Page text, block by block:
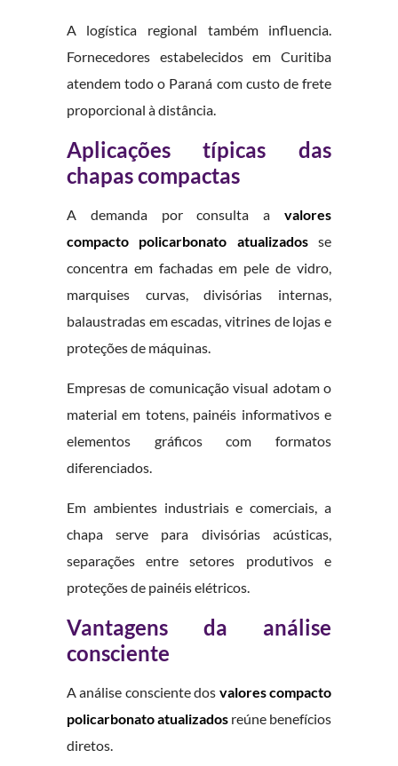
A logística regional também influencia.
Fornecedores estabelecidos em Curitiba
atendem todo o Paraná com custo de frete
proporcional à distância.
Aplicações típicas das
chapas compactas
A demanda por consulta avalores
compacto policarbonato atualizadosse
concentra em fachadas em pele de vidro,
marquises curvas, divisórias internas,
balaustradas em escadas, vitrines de lojas e
proteções de máquinas.
Empresas de comunicação visual adotam o
material em totens, painéis informativos e
elementos gráficos com formatos
diferenciados.
Em ambientes industriais e comerciais, a
chapa serve para divisórias acústicas,
separações entre setores produtivos e
proteções de painéis elétricos.
Vantagens da análise
consciente
A análise consciente dos valores compacto
policarbonato atualizadosreúne benefícios
diretos.